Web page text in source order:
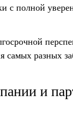
с полной
самых разных
и